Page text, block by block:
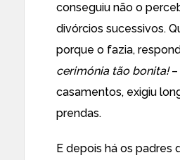
conseguiu não o
divórcios sucessivos.
porque o fazia,
cerimónia tão bonita!–
casamentos, exigiu
prendas.
E depois há os padres